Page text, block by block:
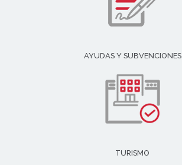
AYUDAS Y SUBVENCIONES
TURISMO